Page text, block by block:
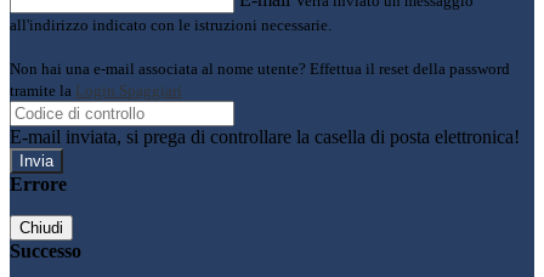
all'indirizzo indicato con le istruzioni necessarie.
Non hai una e-mail associata al nome utente? Effettua il reset della password
tramite la Login Spaggiari
E-mail inviata, si prega di controllare la casella di posta elettronica!
Errore
Chiudi
Successo